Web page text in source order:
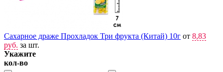
Сахарное драже Прохладок Три фрукта (Китай) 10г от 8,83
руб. за шт.
Укажите
кол-во